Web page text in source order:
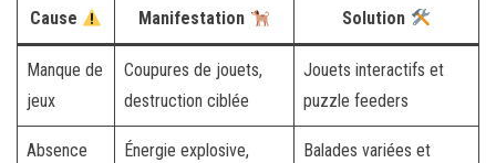
Cause Manifestation Solution
Manque de
jeux
Coupures de jouets,
destruction ciblée
Jouets interactifs et
puzzle feeders
Absence
Énergie explosive,
Balades variées et